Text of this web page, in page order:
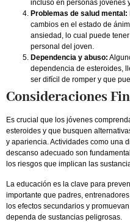
incluso en personas jóvenes
Problemas de salud mental:
cambios en el estado de
ansiedad, lo cual puede
personal del joven.
Dependencia y abuso:
dependencia de esteroides,
ser difícil de romper y que
Consideraciones
Es crucial que los jóvenes
esteroides y que busquen
y apariencia. Actividades como una
descanso adecuado son
los riesgos que implican las
La educación es la clave para
importante que padres,
los efectos secundarios y
dependa de sustancias peligrosas.